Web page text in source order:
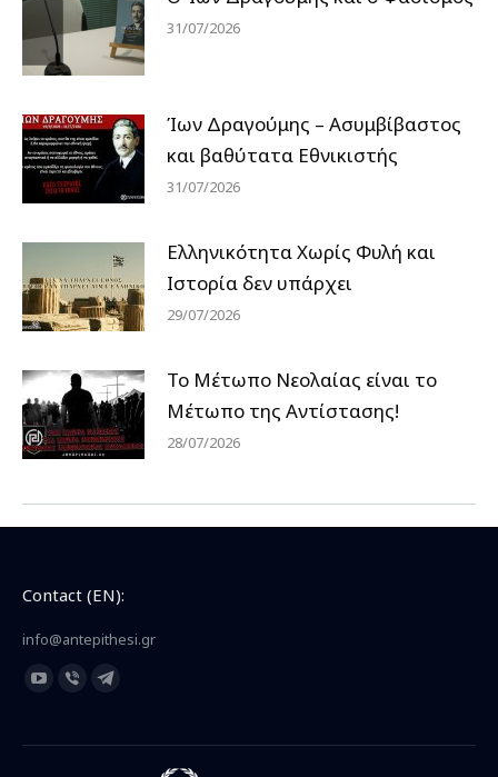
31/07/2026
Ίων Δραγούμης – Ασυμβίβαστος
και βαθύτατα Εθνικιστής
31/07/2026
Ελληνικότητα Χωρίς Φυλή και
Ιστορία δεν υπάρχει
29/07/2026
Το Μέτωπο Νεολαίας είναι το
Μέτωπο της Αντίστασης!
28/07/2026
Contact (EN):
info@antepithesi.gr
Find us on:
YouTube
opens
Viber
opens
Telegram
opens